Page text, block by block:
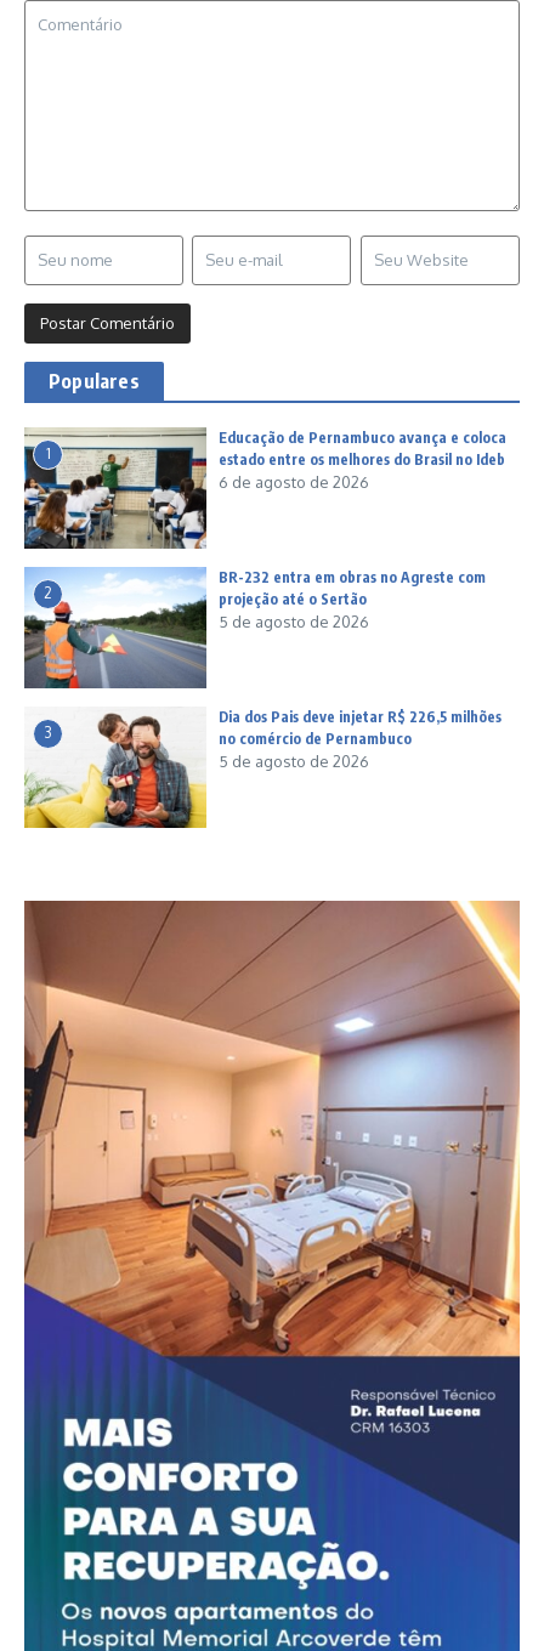
Populares
1
Educação de Pernambuco avança e coloca
estado entre os melhores do Brasil no Ideb
6 de agosto de 2026
2
BR-232 entra em obras no Agreste com
projeção até o Sertão
5 de agosto de 2026
3
Dia dos Pais deve injetar R$ 226,5 milhões
no comércio de Pernambuco
5 de agosto de 2026